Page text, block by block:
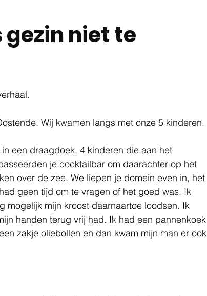
niet te
Wij kwamen langs met onze 5 kinderen.
een draagdoek, 4 kinderen die aan het
je cocktailbar om daarachter op het
over de zee. We liepen je domein even in, het
geen tijd om te vragen of het goed was. Ik
mogelijk mijn kroost daarnaartoe loodsen. Ik
handen terug vrij had. Ik had een pannenkoek
zakje oliebollen en dan kwam mijn man er ook